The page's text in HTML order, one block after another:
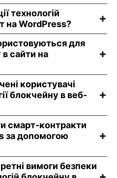
технологій
на WordPress?
для
в сайти на
користувачі
блокчейну в веб-
смарт-контракти
за допомогою
вимоги безпеки